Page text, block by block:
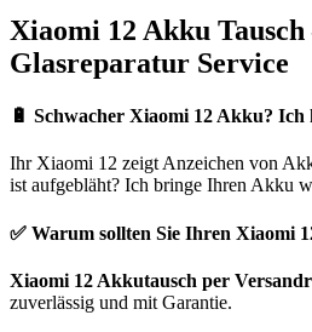
Xiaomi 12 Akku
Glasreparatur Service
🔋 Schwacher Xiaomi 12 Akku? Ich
Ihr Xiaomi 12 zeigt Anzeichen von
ist aufgebläht? Ich bringe Ihren Akku
✅ Warum sollten Sie Ihren Xiaomi
Xiaomi 12 Akkutausch per
zuverlässig und mit Garantie.